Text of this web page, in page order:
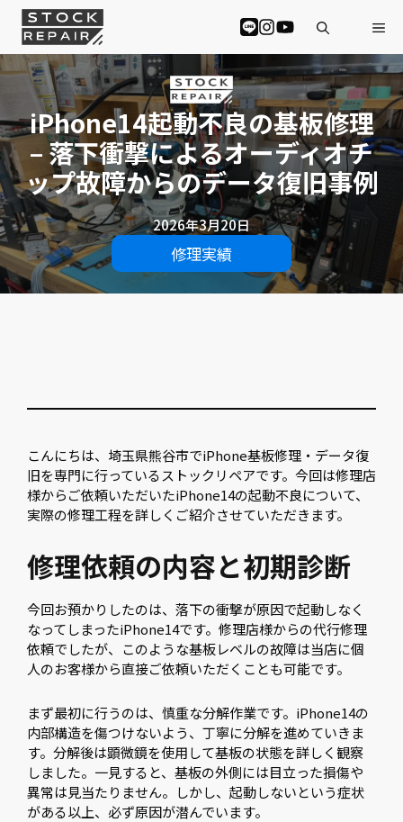
ン
ス
キ
ッ
プ
iPhone14起動不良の基板修理
– 落下衝撃によるオーディオチ
ップ故障からのデータ復旧事例
2026年3月20日
修理実績
こんにちは、埼玉県熊谷市でiPhone基板修理・データ復
旧を専門に行っているストックリペアです。今回は修理店
様からご依頼いただいたiPhone14の起動不良について、
実際の修理工程を詳しくご紹介させていただきます。
修理依頼の内容と初期診断
今回お預かりしたのは、落下の衝撃が原因で起動しなく
なってしまったiPhone14です。修理店様からの代行修理
依頼でしたが、このような基板レベルの故障は当店に個
人のお客様から直接ご依頼いただくことも可能です。
まず最初に行うのは、慎重な分解作業です。iPhone14の
内部構造を傷つけないよう、丁寧に分解を進めていきま
す。分解後は顕微鏡を使用して基板の状態を詳しく観察
しました。一見すると、基板の外側には目立った損傷や
異常は見当たりません。しかし、起動しないという症状
がある以上、必ず原因が潜んでいます。